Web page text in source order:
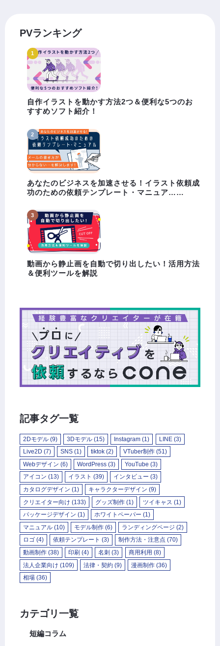
PVランキング
自作イラストを動かす方法2つ＆便利な5つのお
すすめソフト紹介！
あなたのビジネスを加速させる！イラスト依頼成
功のための依頼テンプレート・マニュア……
動画から静止画を自動で切り出したい！活用方法
＆便利ツールを解説
記事タグ一覧
2Dモデル (9) 3Dモデル (15) Instagram (1) LINE(3)
Live2D (7) SNS (1) tiktok (2) VTuber制作(51)
Webデザイン (6) WordPress (3) YouTube (3)
アイコン (13) イラスト (39) インタビュー (3)
カタログデザイン (1) キャラクターデザイン (9)
クリエイター向け (133) グッズ制作 (1) ツイキャス (1)
パッケージデザイン (1) ホワイトペーパー (1)
マニュアル (10) モデル制作 (6) ランディングページ (2)
ロゴ (4) 依頼テンプレート (3) 制作方法・注意点 (70)
動画制作 (38) 印刷 (4) 名刺 (3) 商用利用 (8)
法人企業向け (109) 法律・契約 (9) 漫画制作 (36)
相場 (36)
カテゴリ一覧
短編コラム